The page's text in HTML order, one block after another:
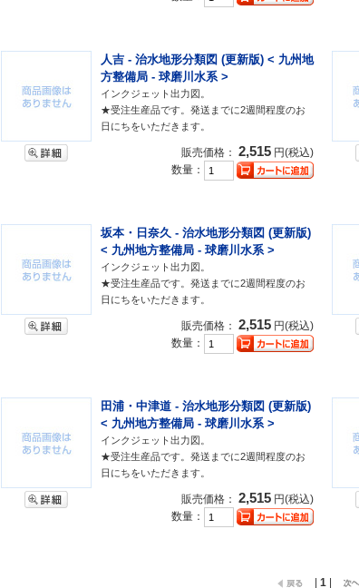
人吉 - 治水地形分類図 (更新版) < 九州地
方整備局 - 球磨川水系 >
インクジェット出力図。
★受注生産品です。発送までに2週間程度のお
日にちをいただきます。
販売価格： 2,515 円(税込)
数量：
坂本・日奈久 - 治水地形分類図 (更新版)
< 九州地方整備局 - 球磨川水系 >
インクジェット出力図。
★受注生産品です。発送までに2週間程度のお
日にちをいただきます。
販売価格： 2,515 円(税込)
数量：
田浦・中津道 - 治水地形分類図 (更新版)
< 九州地方整備局 - 球磨川水系 >
インクジェット出力図。
★受注生産品です。発送までに2週間程度のお
日にちをいただきます。
販売価格： 2,515 円(税込)
数量：
| 1|